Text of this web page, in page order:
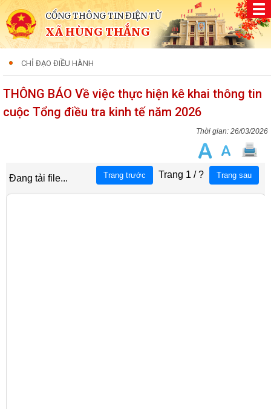
CỔNG THÔNG TIN ĐIỆN TỬ
XÃ HÙNG THẮNG
CHỈ ĐẠO ĐIỀU HÀNH
THÔNG BÁO Về việc thực hiện kê khai thông tin
cuộc Tổng điều tra kinh tế năm 2026
26/03/2026